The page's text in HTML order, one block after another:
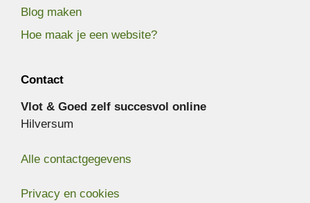
Blog maken
Hoe maak je een website?
Contact
Vlot & Goed zelf succesvol online
Hilversum
Alle contactgegevens
Privacy en cookies